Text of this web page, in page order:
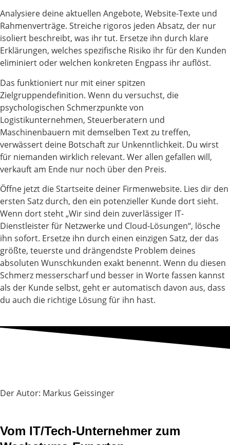
Analysiere deine aktuellen Angebote, Website-Texte und
Rahmenverträge. Streiche rigoros jeden Absatz, der nur
isoliert beschreibt, was ihr tut. Ersetze ihn durch klare
Erklärungen, welches spezifische Risiko ihr für den Kunden
eliminiert oder welchen konkreten Engpass ihr auflöst.
Das funktioniert nur mit einer spitzen
Zielgruppendefinition. Wenn du versuchst, die
psychologischen Schmerzpunkte von
Logistikunternehmen, Steuerberatern und
Maschinenbauern mit demselben Text zu treffen,
verwässert deine Botschaft zur Unkenntlichkeit. Du wirst
für niemanden wirklich relevant. Wer allen gefallen will,
verkauft am Ende nur noch über den Preis.
Öffne jetzt die Startseite deiner Firmenwebsite. Lies dir den
ersten Satz durch, den ein potenzieller Kunde dort sieht.
Wenn dort steht „Wir sind dein zuverlässiger IT-
Dienstleister für Netzwerke und Cloud-Lösungen“, lösche
ihn sofort. Ersetze ihn durch einen einzigen Satz, der das
größte, teuerste und drängendste Problem deines
absoluten Wunschkunden exakt benennt. Wenn du diesen
Schmerz messerscharf und besser in Worte fassen kannst
als der Kunde selbst, geht er automatisch davon aus, dass
du auch die richtige Lösung für ihn hast.
Der Autor: Markus Geissinger
Vom IT/Tech-Unternehmer zum